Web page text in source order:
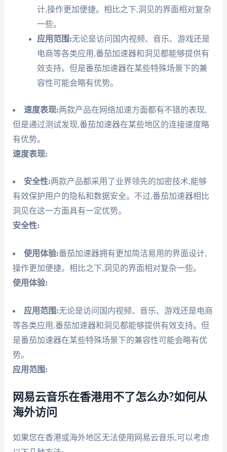
计,操作更加便捷。相比之下,洞见的界面相对复杂
一些。
应用范围:无论是访问国内视频、音乐、游戏还是
电商等各类应用,番茄加速器和洞见都能够提供有
效支持。但是番茄加速器在某些特殊场景下的兼
容性可能会略有优势。
速度表现:两款产品在网络加速方面都有不错的表现,
但是通过测试发现,番茄加速器在某些地区的连接速度略
有优势。
速度表现:
安全性:两款产品都采用了业界领先的加密技术,能够
有效保护用户的隐私和数据安全。不过,番茄加速器相比
洞见在这一方面具有一定优势。
安全性:
使用体验:番茄加速器拥有更加简洁易用的界面设计,
操作更加便捷。相比之下,洞见的界面相对复杂一些。
使用体验:
应用范围:无论是访问国内视频、音乐、游戏还是电商
等各类应用,番茄加速器和洞见都能够提供有效支持。但
是番茄加速器在某些特殊场景下的兼容性可能会略有优
势。
应用范围:
网易云音乐在香港用不了怎么办?如何从
海外访问
如果您在香港或海外地区无法使用网易云音乐,可以考虑